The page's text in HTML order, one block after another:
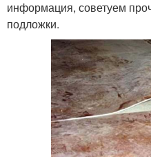
информация, советуем
подложки.